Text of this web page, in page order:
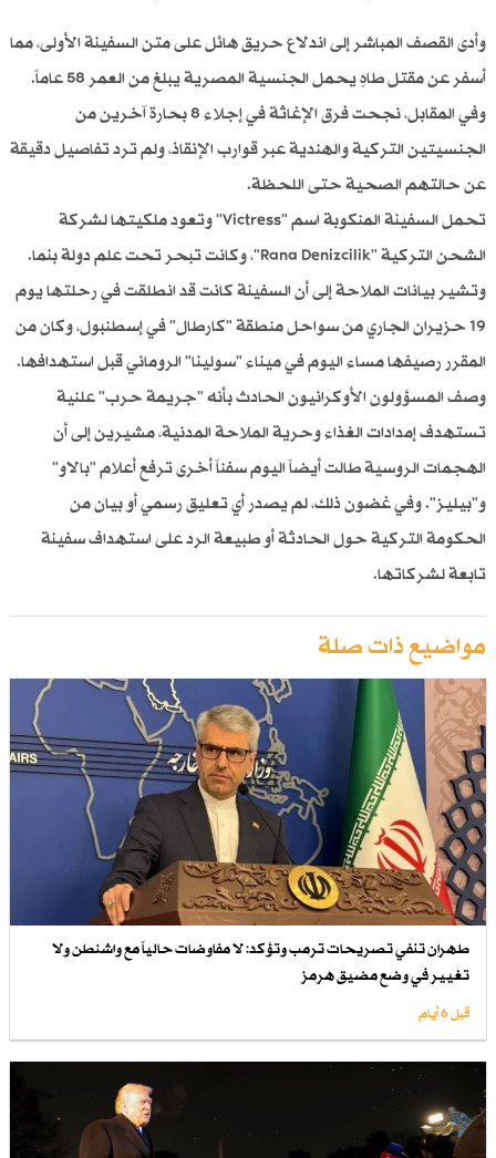
وأدى القصف المباشر إلى اندلاع حريق هائل على متن السفينة الأولى، مما
أسفر عن مقتل طاهٍ يحمل الجنسية المصرية يبلغ من العمر 58 عاماً.
وفي المقابل، نجحت فرق الإغاثة في إجلاء 8 بحارة آخرين من
الجنسيتين التركية والهندية عبر قوارب الإنقاذ، ولم ترد تفاصيل دقيقة
عن حالتهم الصحية حتى اللحظة.
تحمل السفينة المنكوبة اسم "Victress" وتعود ملكيتها لشركة
الشحن التركية "Rana Denizcilik"، وكانت تبحر تحت علم دولة بنما.
وتشير بيانات الملاحة إلى أن السفينة كانت قد انطلقت في رحلتها يوم
19 حزيران الجاري من سواحل منطقة "كارطال" في إسطنبول، وكان من
المقرر رصيفها مساء اليوم في ميناء "سولينا" الروماني قبل استهدافها.
وصف المسؤولون الأوكرانيون الحادث بأنه "جريمة حرب" علنية
تستهدف إمدادات الغذاء وحرية الملاحة المدنية، مشيرين إلى أن
الهجمات الروسية طالت أيضاً اليوم سفناً أخرى ترفع أعلام "بالاو"
و"بيليز". وفي غضون ذلك، لم يصدر أي تعليق رسمي أو بيان من
الحكومة التركية حول الحادثة أو طبيعة الرد على استهداف سفينة
تابعة لشركاتها.
مواضيع ذات صلة
طهران تنفي تصريحات ترمب وتؤكد: لا مفاوضات حالياً مع واشنطن ولا
تغيير في وضع مضيق هرمز
قبل 6 أيام